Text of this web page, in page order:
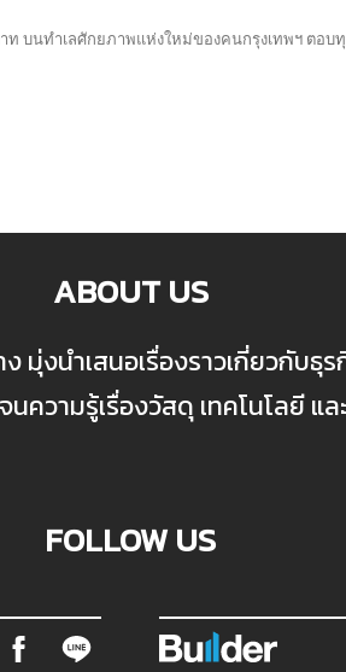
ท บนทำเลศักยภาพแห่งใหม่ของคนกรุงเทพฯ ตอบ
ABOUT US
ง มุ่งนำเสนอเรื่องราวเกี่ยวกั
วามรู้เรื่องวัสดุ เทคโนโลยี แ
FOLLOW US